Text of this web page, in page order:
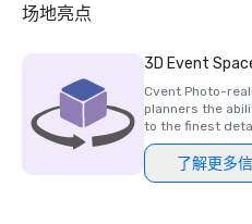
2024 年北极星斯特拉奖——铜
2024 年北极星斯特拉奖——入
空间”
场地亮点
3D Event
Cvent Photo-
planners the
to the finest
了解更多